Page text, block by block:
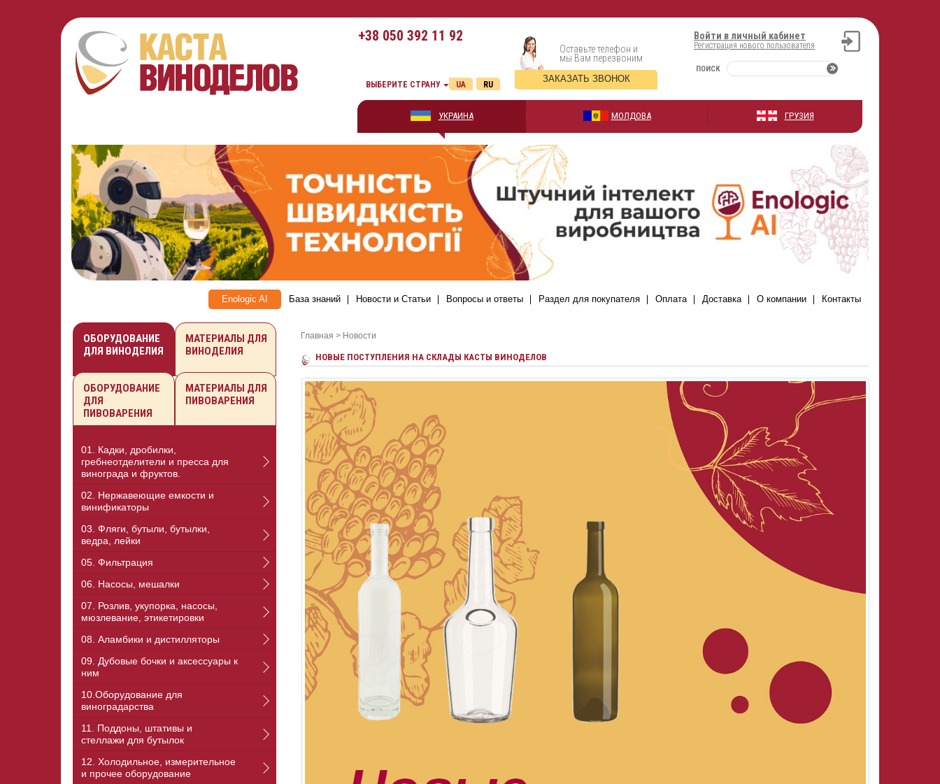
+38 050 392 11 92 Войти в личный кабинет
Регистрация нового пользователя
ПОИСК
Оставьте телефон и
мы Вам перезвоним
ЗАКАЗАТЬ ЗВОНОК
ВЫБЕРИТЕ СТРАНУ RU
UA
УКРАИНА МОЛДОВА ГРУЗИЯ
Enologic AI База знаний Новости и Статьи Вопросы и ответы Раздел для покупателя Оплата Доставка О компании Контакты
Главная > Новости
НОВЫЕ ПОСТУПЛЕНИЯ НА СКЛАДЫ КАСТЫ ВИНОДЕЛОВ
ОБОРУДОВАНИЕ
ДЛЯ ВИНОДЕЛИЯ
МАТЕРИАЛЫ ДЛЯ
ВИНОДЕЛИЯ
ОБОРУДОВАНИЕ
ДЛЯ
ПИВОВАРЕНИЯ
МАТЕРИАЛЫ ДЛЯ
ПИВОВАРЕНИЯ
01. Кадки, дробилки,
гребнеотделители и пресса для
винограда и фруктов.
02. Нержавеющие емкости и
винификаторы
03. Фляги, бутыли, бутылки,
ведра, лейки
05. Фильтрация
06. Насосы, мешалки
07. Розлив, укупорка, насосы,
мюзлевание, этикетировки
08. Аламбики и дистилляторы
09. Дубовые бочки и аксессуары к
ним
10.Оборудование для
виноградарства
11. Поддоны, штативы и
стеллажи для бутылок
12. Холодильное, измерительное
и прочее оборудование